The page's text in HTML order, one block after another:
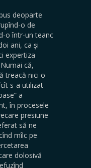
deoparte
o de
o într-un teanc
ani, ca şi
expertiza
că,
treacă nici o
s-a utilizat
a
în procesele
presiune
să ne
mîlc pe
dolosivă